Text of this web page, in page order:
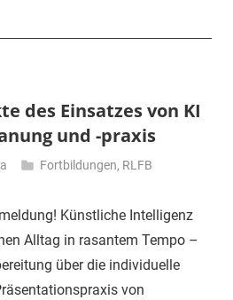
des Einsatzes von KI
und -praxis
Fortbildungen, RLFB
Künstliche Intelligenz
Alltag in rasantem Tempo –
über die individuelle
von